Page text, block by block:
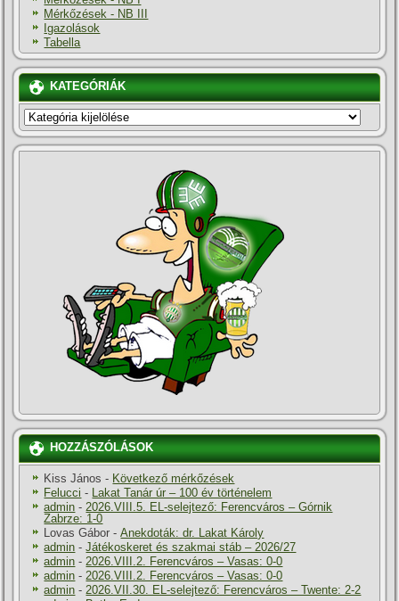
Mérkőzések - NB III
Igazolások
Tabella
KATEGÓRIÁK
KATEGÓRIÁK
HOZZÁSZÓLÁSOK
Kiss János - Következő mérkőzések
Felucci -
Lakat Tanár úr – 100 év történelem
admin - 2026.VIII.5. EL-selejtező: Ferencváros – Górnik
Zabrze: 1-0
Lovas Gábor -Anekdoták: dr. Lakat Károly
admin -Játékoskeret és szakmai stáb – 2026/27
admin - 2026.VIII.2. Ferencváros – Vasas: 0-0
admin - 2026.VIII.2. Ferencváros – Vasas: 0-0
admin - 2026.VII.30. EL-selejtező: Ferencváros – Twente: 2-2